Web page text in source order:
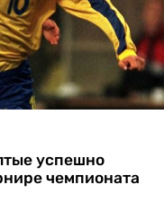
успешно
чемпионата